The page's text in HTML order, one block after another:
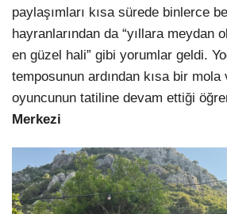
paylaşımları kısa sürede binlerce
hayranlarından da “yıllara meydan
en güzel hali” gibi yorumlar geldi.
temposunun ardından kısa bir mola
oyuncunun tatiline devam ettiği
Merkezi